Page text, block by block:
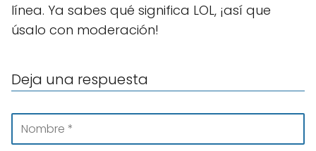
línea. Ya sabes qué significa LOL, ¡así que
úsalo con moderación!
Deja una respuesta